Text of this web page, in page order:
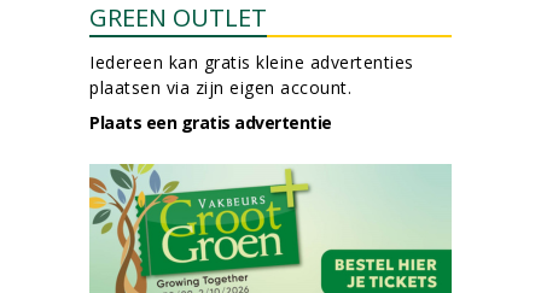
GREEN OUTLET
Iedereen kan gratis kleine advertenties
plaatsen via zijn eigen account.
Plaats een gratis advertentie